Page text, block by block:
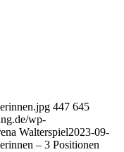
447 645
wp-
Walterspiel2023-09-
– 3 Positionen